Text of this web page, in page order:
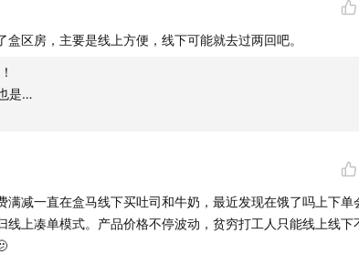
，从长时间尺度来看，商家千万别自作聪明。
盒区房，主要是线上方便，线下可能就去过两回吧。
是…
满减一直在盒马线下买吐司和牛奶，最近发现在饿了吗上下单
线上凑单模式。产品价格不停波动，贫穷打工人只能线上线下